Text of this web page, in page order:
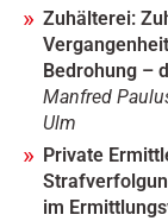
Zuhälterei:
Bedrohung –
Manfred
Ulm
Private
im